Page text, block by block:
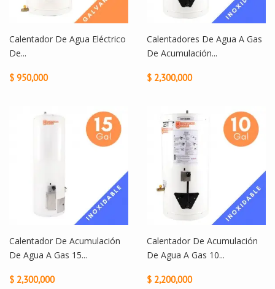
Calentador De Agua Eléctrico
De...
$ 950,000
Calentadores De Agua A Gas
De Acumulación...
$ 2,300,000
Calentador De Acumulación
De Agua A Gas 15...
$ 2,300,000
Calentador De Acumulación
De Agua A Gas 10...
$ 2,200,000